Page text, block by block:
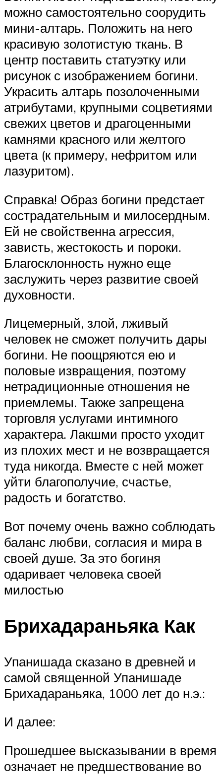
можно самостоятельно соорудить
мини-алтарь. Положить на него
красивую золотистую ткань. В
центр поставить статуэтку или
рисунок с изображением богини.
Украсить алтарь позолоченными
атрибутами, крупными соцветиями
свежих цветов и драгоценными
камнями красного или желтого
цвета (к примеру, нефритом или
лазуритом).
Справка! Образ богини предстает
сострадательным и милосердным.
Ей не свойственна агрессия,
зависть, жестокость и пороки.
Благосклонность нужно еще
заслужить через развитие своей
духовности.
Лицемерный, злой, лживый
человек не сможет получить дары
богини. Не поощряются ею и
половые извращения, поэтому
нетрадиционные отношения не
приемлемы. Также запрещена
торговля услугами интимного
характера. Лакшми просто уходит
из плохих мест и не возвращается
туда никогда. Вместе с ней может
уйти благополучие, счастье,
радость и богатство.
Вот почему очень важно соблюдать
баланс любви, согласия и мира в
своей душе. За это богиня
одаривает человека своей
милостью
Брихадараньяка Как
Упанишада сказано в древней и
самой священной Упанишаде
Брихадараньяка, 1000 лет до н.э.:
И далее:
Прошедшее высказывании в время
означает не предшествование во